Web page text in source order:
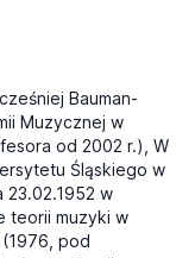
Bauman-
Muzycznej w
od 2002 r.), W
Śląskiego w
23.02.1952 w
teorii muzyki w
pod